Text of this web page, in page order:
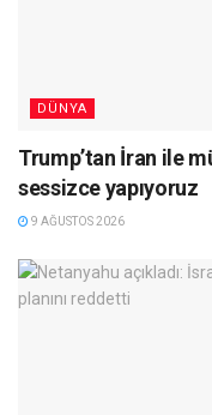
DÜNYA
Trump’tan İran ile
sessizce yapıyoruz
9 AĞUSTOS 2026